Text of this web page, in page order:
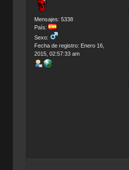
Mensajes: 5338
País:
Sexo:
Fecha de registro: Enero 16,
2015, 02:57:33 am